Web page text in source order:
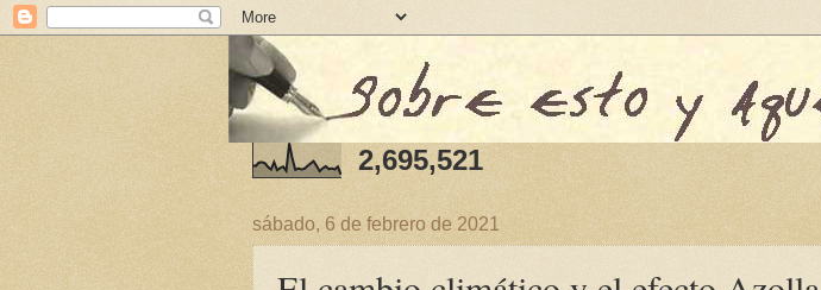
2,695,521
sábado, 6 de febrero de 2021